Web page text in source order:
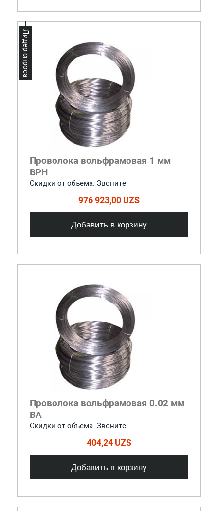
Проволока вольфрамовая 1 мм
ВРН
Скидки от объема. Звоните!
976 923,00 UZS
Добавить в корзину
Лидер спроса
Проволока вольфрамовая 0.02 мм
ВА
Скидки от объема. Звоните!
404,24 UZS
Добавить в корзину